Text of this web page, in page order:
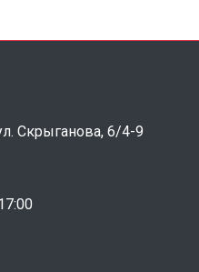
Скрыганова, 6/4-9